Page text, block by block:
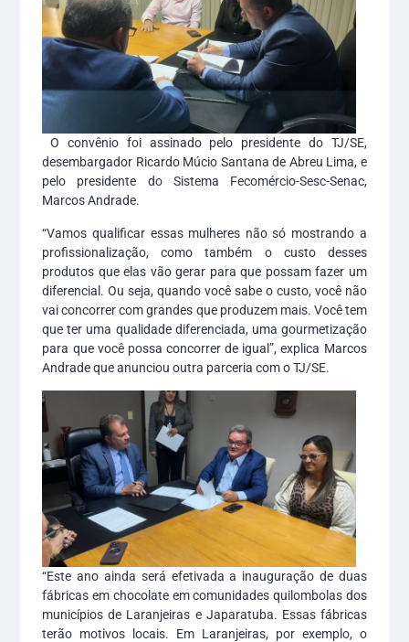
O convênio foi assinado pelo presidente do TJ/SE,
desembargador Ricardo Múcio Santana de Abreu Lima, e
pelo presidente do Sistema Fecomércio-Sesc-Senac,
Marcos Andrade.
“Vamos qualificar essas mulheres não só mostrando a
profissionalização, como também o custo desses
produtos que elas vão gerar para que possam fazer um
diferencial. Ou seja, quando você sabe o custo, você não
vai concorrer com grandes que produzem mais. Você tem
que ter uma qualidade diferenciada, uma gourmetização
para que você possa concorrer de igual”, explica Marcos
Andrade que anunciou outra parceria com o TJ/SE.
“Este ano ainda será efetivada a inauguração de duas
fábricas em chocolate em comunidades quilombolas dos
municípios de Laranjeiras e Japaratuba. Essas fábricas
terão motivos locais. Em Laranjeiras, por exemplo, o